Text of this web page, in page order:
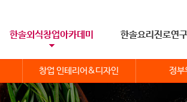
한솔외식창업아카데미 한솔요리진로연
창업 인테리어&디자인 정부